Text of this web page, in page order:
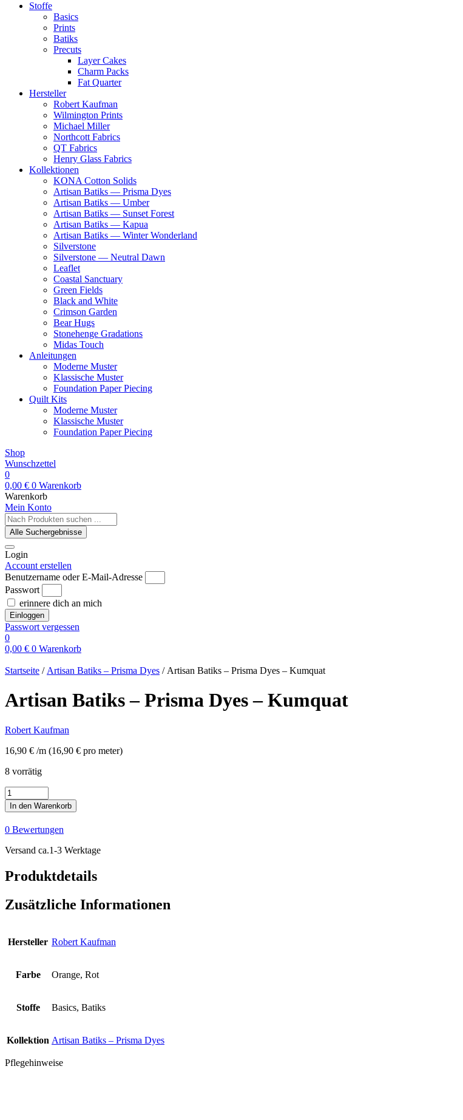
Stoffe
Basics
Prints
Batiks
Precuts
Layer Cakes
Charm Packs
Fat Quarter
Hersteller
Robert Kaufman
Wilmington Prints
Michael Miller
Northcott Fabrics
QT Fabrics
Henry Glass Fabrics
Kollektionen
KONA Cotton Solids
Artisan Batiks — Prisma Dyes
Artisan Batiks — Umber
Artisan Batiks — Sunset Forest
Artisan Batiks — Kapua
Artisan Batiks — Winter Wonderland
Silverstone
Silverstone — Neutral Dawn
Leaflet
Coastal Sanctuary
Green Fields
Black and White
Crimson Garden
Bear Hugs
Stonehenge Gradations
Midas Touch
Anleitungen
Moderne Muster
Klassische Muster
Foundation Paper Piecing
Quilt Kits
Moderne Muster
Klassische Muster
Foundation Paper Piecing
Shop
Wunschzettel
0
0,00 € 0 Warenkorb
Warenkorb
Mein Konto
Search
...Alle Suchergebnisse
Login
Account erstellen
Benutzername oder E-Mail-Adresse
Passwort
erinnere dich an mich
Einloggen
Passwort vergessen
0
0,00 € 0 Warenkorb
Startseite / Artisan Batiks – Prisma Dyes / Artisan Batiks – Prisma Dyes – Kumquat
Artisan Batiks – Prisma Dyes – Kumquat
Robert Kaufman
16,90 € /m (16,90 € pro meter)
8 vorrätig
Artisan
Batiks
-
Prisma
Dyes
-
Kumquat
In den Warenkorb
0 Bewertungen
Versand ca.1-3 Werktage
Produktdetails
Zusätzliche Informationen
Hersteller Robert Kaufman
Farbe Orange, Rot
Stoffe Basics, Batiks
Kollektion Artisan Batiks – Prisma Dyes
Pflegehinweise